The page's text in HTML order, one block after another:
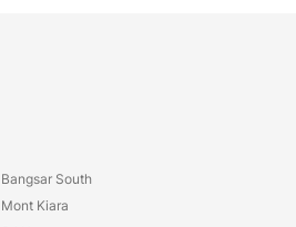
Bangsar South
Mont Kiara